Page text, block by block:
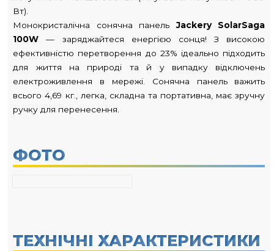
Вт).
Монокристалічна сонячна панельJackery SolarSaga
100W — заряджайтеся енергією сонця! З високою
ефективністю перетворення до 23% ідеально підходить
для життя на природі та й у випадку відключень
електроживлення в мережі. Сонячна панель важить
всього 4,69 кг., легка, складна та портативна, має зручну
ручку для перенесення.
ФОТО
ТЕХНІЧНІ ХАРАКТЕРИСТИКИ